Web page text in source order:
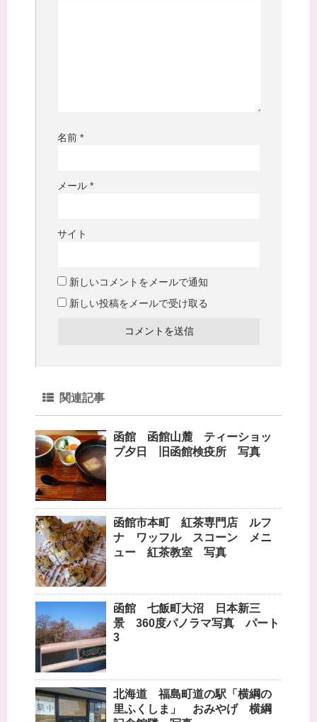
名前 *
メール *
サイト
新しいコメントをメールで通知
新しい投稿をメールで受け取る
関連記事
函館 函館山麓 ティーショッ
プ夕日 旧函館検疫所 写真
函館市本町 紅茶専門店 ルフ
ナ ワッフル スコーン メニ
ュー 紅茶教室 写真
函館 七飯町大沼 日本新三
景 360度パノラマ写真 パート
3
北海道 福島町道の駅「横綱の
里ふくしま」 おみやげ 横綱